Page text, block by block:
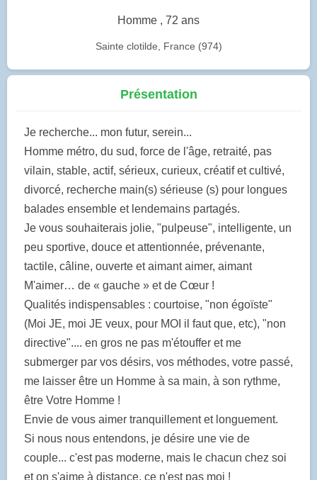
Homme , 72 ans
Sainte clotilde, France (974)
Présentation
Je recherche... mon futur, serein...
Homme métro, du sud, force de l'âge, retraité, pas
vilain, stable, actif, sérieux, curieux, créatif et cultivé,
divorcé, recherche main(s) sérieuse (s) pour longues
balades ensemble et lendemains partagés.
Je vous souhaiterais jolie, "pulpeuse", intelligente, un
peu sportive, douce et attentionnée, prévenante,
tactile, câline, ouverte et aimant aimer, aimant
M'aimer… de « gauche » et de Cœur !
Qualités indispensables : courtoise, "non égoïste"
(Moi JE, moi JE veux, pour MOI il faut que, etc), "non
directive".... en gros ne pas m'étouffer et me
submerger par vos désirs, vos méthodes, votre passé,
me laisser être un Homme à sa main, à son rythme,
être Votre Homme !
Envie de vous aimer tranquillement et longuement.
Si nous nous entendons, je désire une vie de
couple... c'est pas moderne, mais le chacun chez soi
et on s'aime à distance, ce n'est pas moi !